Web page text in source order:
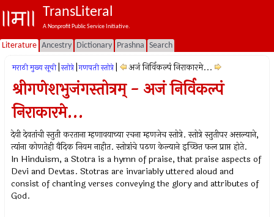
TransLiteral
A Nonprofit Public Service Initiative.
Literature Ancestry Dictionary Prashna Search
मराठी मुख्य सूची स्तोत्रे गणपती स्तोत्रे अजं निर्विकल्पं निराकारमे...
श्रीगणेशभुजंगस्तोत्रम् - अजं निर्विकल्पं
निराकारमे...
देवी देवतांची स्तुती करताना म्हणावयाच्या रचना म्हणजेच स्तोत्रे. स्तोत्रे स्तुतीपर असल्याने,
त्यांना कोणतेही वैदिक नियम नाहीत. स्तोत्रांचे पठण केल्याने इच्छित फल प्राप्त होते.
In Hinduism, a Stotra is a hymn of praise, that praise aspects of
Devi and Devtas. Stotras are invariably uttered aloud and
consist of chanting verses conveying the glory and attributes of
God.